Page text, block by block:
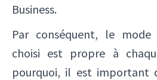
Business.
Par conséquent, le
choisi est propre à
pourquoi, il est important